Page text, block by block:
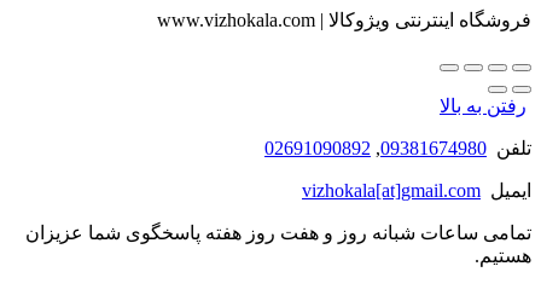
فروشگاه اینترنتی ویژوکالا | www.vizhokala.com
رفتن به بالا
تلفن 09381674980
,
02691090892
ایمیل vizhokala[at]gmail.com
تمامی ساعات شبانه روز و هفت روز هفته پاسخگوی شما عزیزان
هستیم.